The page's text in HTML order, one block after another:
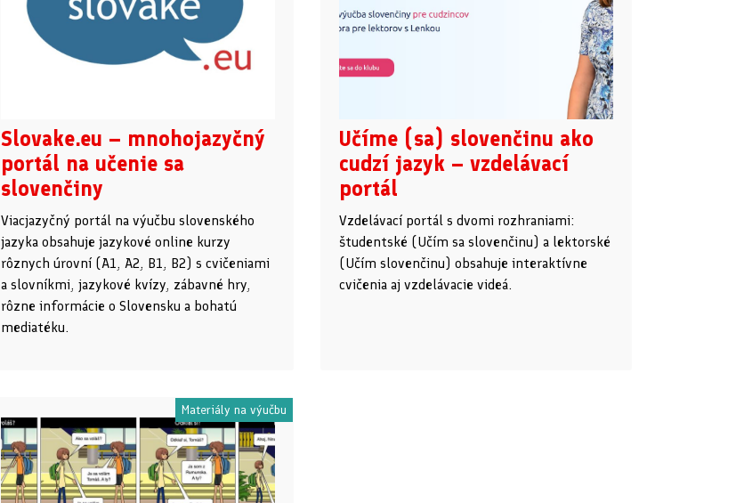
Slovake.eu – mnohojazyčný
portál na učenie sa
slovenčiny
Viacjazyčný portál na výučbu slovenského
jazyka obsahuje jazykové online kurzy
rôznych úrovní (A1, A2, B1, B2) s cvičeniami
a slovníkmi, jazykové kvízy, zábavné hry,
rôzne informácie o Slovensku a bohatú
mediatéku.
Učíme (sa) slovenčinu ako
cudzí jazyk – vzdelávací
portál
Vzdelávací portál s dvomi rozhraniami:
študentské (Učím sa slovenčinu) a lektorské
(Učím slovenčinu) obsahuje interaktívne
cvičenia aj vzdelávacie videá.
Materiály na výučbu